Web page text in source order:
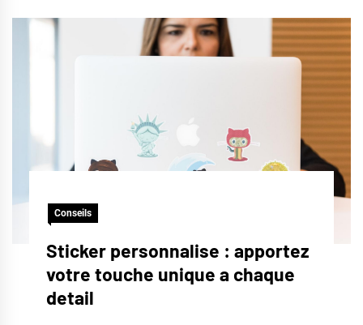
Conseils
Sticker personnalise : apportez
votre touche unique a chaque
detail